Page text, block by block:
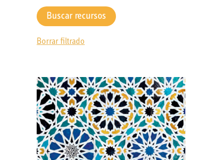
Borrar filtrado